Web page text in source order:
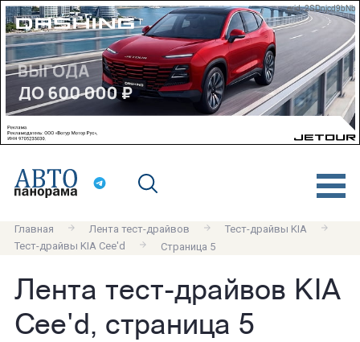
erid: 2SDnjcd9bNb
Главная Лента тест-драйвов
Тест-драйвы KIA
Тест-драйвы KIA Cee'd
Страница 5
Лента тест-драйвов KIA
Cee'd, страница 5